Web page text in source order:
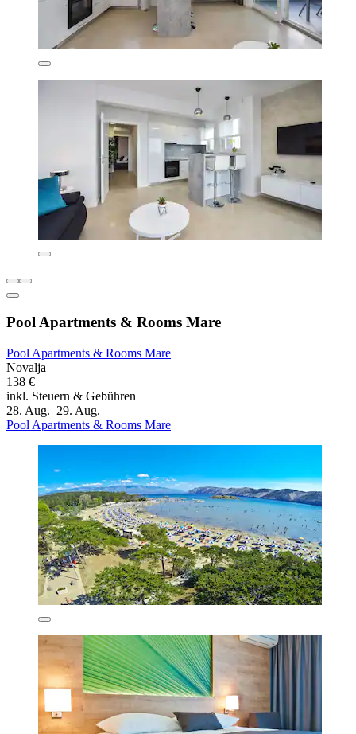
Pool Apartments & Rooms Mare
Pool Apartments & Rooms Mare
Novalja
138 €
inkl. Steuern & Gebühren
28. Aug.–29. Aug.
Pool Apartments & Rooms Mare